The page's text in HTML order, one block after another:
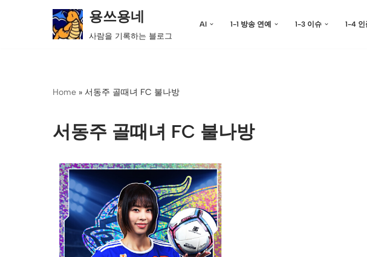
용쓰용네
사람을 기록하는 블로그
AI 1-1 방송 연예 1-3 이슈 1-4 인
Home » 서동주 골때녀 FC 불나방
서동주 골때녀 FC 불나방